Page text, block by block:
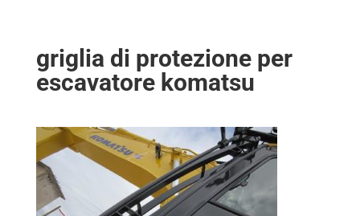
griglia di protezione per
escavatore komatsu